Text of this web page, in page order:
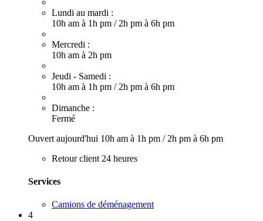
Lundi au mardi :
10h am à 1h pm / 2h pm à 6h pm
Mercredi :
10h am à 2h pm
Jeudi - Samedi :
10h am à 1h pm / 2h pm à 6h pm
Dimanche :
Fermé
Ouvert aujourd'hui 10h am à 1h pm / 2h pm à 6h pm
Retour client 24 heures
Services
Camions de déménagement
4